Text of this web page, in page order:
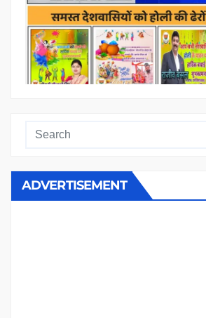
ADVERTISEMENT